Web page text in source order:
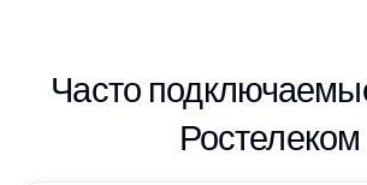
Часто
Ростелеком